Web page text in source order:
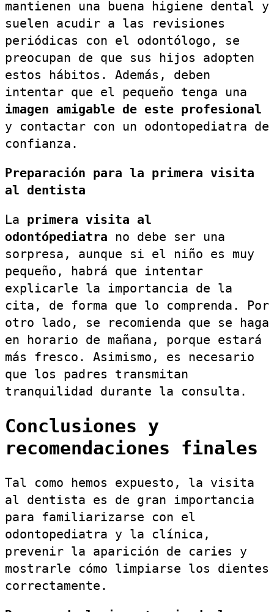
mantienen una buena higiene dental y
suelen acudir a las revisiones
periódicas con el odontólogo, se
preocupan de que sus hijos adopten
estos hábitos. Además, deben
intentar que el pequeño tenga una
imagen amigable de este profesional
y contactar con un odontopediatra de
confianza.
Preparación para la primera visita
al dentista
La primera visita al
odontópediatra no debe ser una
sorpresa, aunque si el niño es muy
pequeño, habrá que intentar
explicarle la importancia de la
cita, de forma que lo comprenda. Por
otro lado, se recomienda que se haga
en horario de mañana, porque estará
más fresco. Asimismo, es necesario
que los padres transmitan
tranquilidad durante la consulta.
Conclusiones y
recomendaciones finales
Tal como hemos expuesto, la visita
al dentista es de gran importancia
para familiarizarse con el
odontopediatra y la clínica,
prevenir la aparición de caries y
mostrarle cómo limpiarse los dientes
correctamente.